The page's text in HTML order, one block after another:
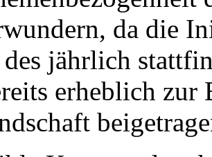
da die
jährlich
erheblich